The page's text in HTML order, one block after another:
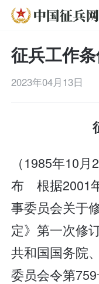
征兵工作
2023年04月13日
（1985年10
布 根据2001
事委员会关于
定》第一次修
共和国国务院
委员会令第759